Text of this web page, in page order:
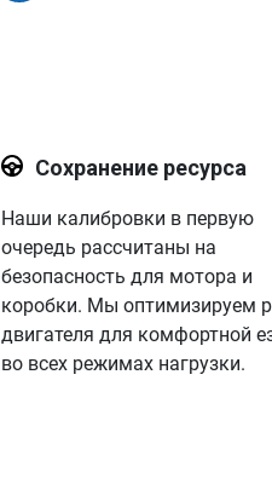
Сохранение ресурса
Наши калибровки в первую
очередь рассчитаны на
безопасность для мотора и
коробки. Мы оптимизируем
двигателя для комфортной
во всех режимах нагрузки.